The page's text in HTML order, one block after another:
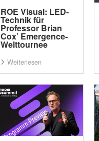
ROE Visual: LED-
Technik für
Professor Brian
Cox’ Emergence-
Welttournee
Weiterlesen